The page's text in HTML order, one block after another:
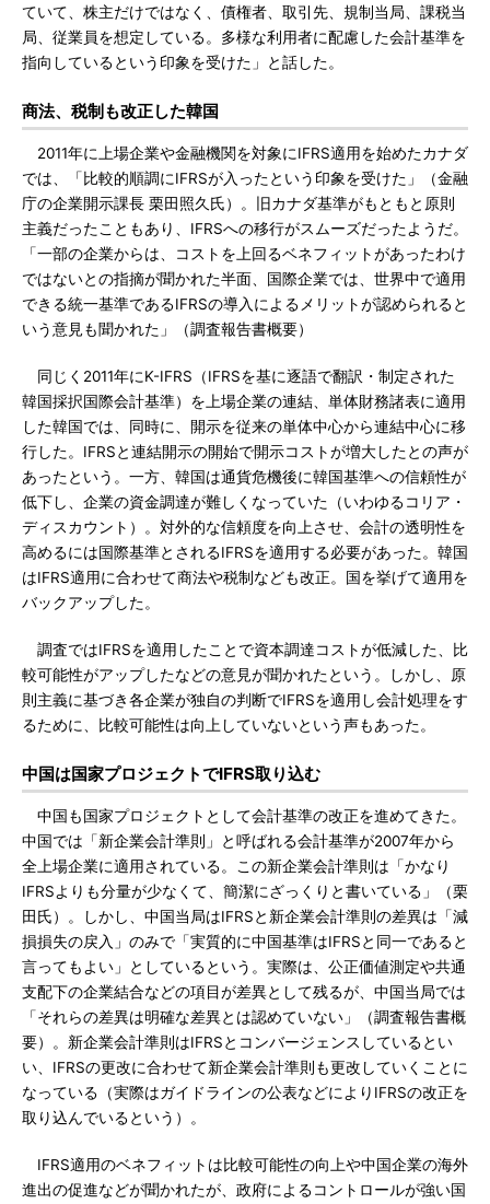
ていて、株主だけではなく、債権者、取引先、規制当局、課税当
局、従業員を想定している。多様な利用者に配慮した会計基準を
指向しているという印象を受けた」と話した。
商法、税制も改正した韓国
2011年に上場企業や金融機関を対象にIFRS適用を始めたカナダ
では、「比較的順調にIFRSが入ったという印象を受けた」（金融
庁の企業開示課長 栗田照久氏）。旧カナダ基準がもともと原則
主義だったこともあり、IFRSへの移行がスムーズだったようだ。
「一部の企業からは、コストを上回るベネフィットがあったわけ
ではないとの指摘が聞かれた半面、国際企業では、世界中で適用
できる統一基準であるIFRSの導入によるメリットが認められると
いう意見も聞かれた」（調査報告書概要）
同じく2011年にK-IFRS（IFRSを基に逐語で翻訳・制定された
韓国採択国際会計基準）を上場企業の連結、単体財務諸表に適用
した韓国では、同時に、開示を従来の単体中心から連結中心に移
行した。IFRSと連結開示の開始で開示コストが増大したとの声が
あったという。一方、韓国は通貨危機後に韓国基準への信頼性が
低下し、企業の資金調達が難しくなっていた（いわゆるコリア・
ディスカウント）。対外的な信頼度を向上させ、会計の透明性を
高めるには国際基準とされるIFRSを適用する必要があった。韓国
はIFRS適用に合わせて商法や税制なども改正。国を挙げて適用を
バックアップした。
調査ではIFRSを適用したことで資本調達コストが低減した、比
較可能性がアップしたなどの意見が聞かれたという。しかし、原
則主義に基づき各企業が独自の判断でIFRSを適用し会計処理をす
るために、比較可能性は向上していないという声もあった。
中国は国家プロジェクトでIFRS取り込む
中国も国家プロジェクトとして会計基準の改正を進めてきた。
中国では「新企業会計準則」と呼ばれる会計基準が2007年から
全上場企業に適用されている。この新企業会計準則は「かなり
IFRSよりも分量が少なくて、簡潔にざっくりと書いている」（栗
田氏）。しかし、中国当局はIFRSと新企業会計準則の差異は「減
損損失の戻入」のみで「実質的に中国基準はIFRSと同一であると
言ってもよい」としているという。実際は、公正価値測定や共通
支配下の企業結合などの項目が差異として残るが、中国当局では
「それらの差異は明確な差異とは認めていない」（調査報告書概
要）。新企業会計準則はIFRSとコンバージェンスしているとい
い、IFRSの更改に合わせて新企業会計準則も更改していくことに
なっている（実際はガイドラインの公表などによりIFRSの改正を
取り込んでいるという）。
IFRS適用のベネフィットは比較可能性の向上や中国企業の海外
進出の促進などが聞かれたが、政府によるコントロールが強い国